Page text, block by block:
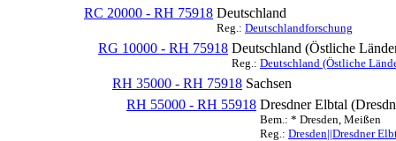
RC 20000 - RH 75918 Deutschland
Reg.: Deutschlandforschung
RG 10000 - RH 75918 Deutschland (Östliche
Reg.: Deutschland (Östliche
RH 35000 - RH 75918 Sachsen
RH 55000 - RH 55918 Dresdner Elbtal
Bem.: * Dresden, Meißen
Reg.: Dresden||Dresdner